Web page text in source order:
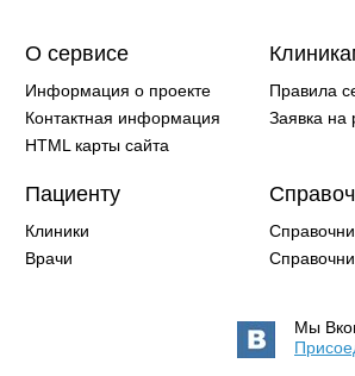
О сервисе
Информация о проекте
Контактная информация
HTML карты сайта
Правила
Заявка на
Пациенту
Клиники
Врачи
Мы